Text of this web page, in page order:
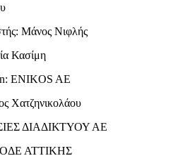
Μάνος Νιφλής
Κασίμη
ENIKOS AE
Χατζηνικολάου
ΔΙΑΔΙΚΤΥΟΥ ΑΕ
ΑΤΤΙΚΗΣ